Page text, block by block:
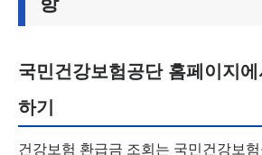
국민건강보험공단 홈페이지
하기
건강보험 환급금 조회는 국민건강보